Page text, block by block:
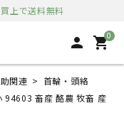
上で送料無料
person 0
shopping_cart
関連
首輪・頭絡
94603 畜産 酪農 牧畜 産